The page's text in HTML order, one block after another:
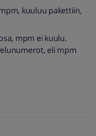
kuuluu pakettiin,
mpm ei kuulu.
eli mpm